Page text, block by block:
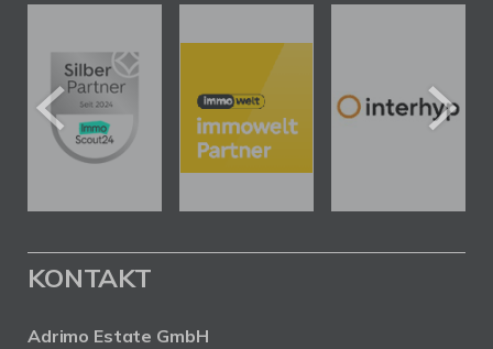
KONTAKT
Adrimo Estate GmbH